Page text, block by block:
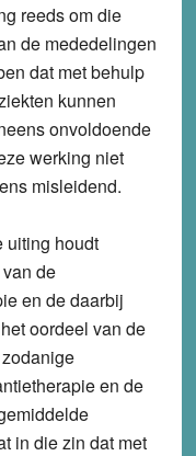
reeds om die
de mededelingen
dat met behulp
kunnen
onvoldoende
werking niet
misleidend.
uiting houdt
de
en de daarbij
oordeel van de
en de
in die zin dat met